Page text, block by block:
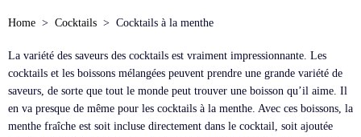
Home Cocktails Cocktails à la menthe
La variété des saveurs des cocktails est vraiment impressionnante. Les
cocktails et les boissons mélangées peuvent prendre une grande variété de
saveurs, de sorte que tout le monde peut trouver une boisson qu’il aime. Il
en va presque de même pour les cocktails à la menthe. Avec ces boissons, la
menthe fraîche est soit incluse directement dans le cocktail, soit ajoutée